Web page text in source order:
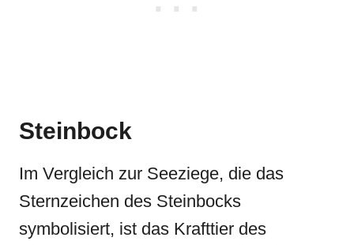
Steinbock
Im Vergleich zur Seeziege, die das
Sternzeichen des Steinbocks
symbolisiert, ist das Krafttier des